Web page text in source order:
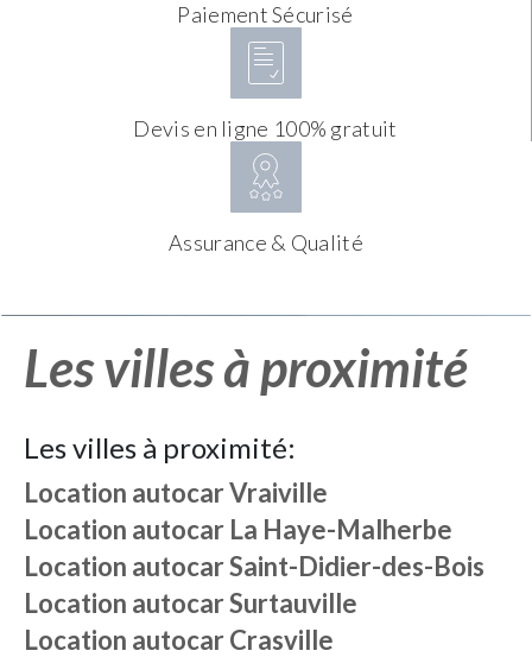
Paiement Sécurisé
Devis en ligne 100% gratuit
Assurance & Qualité
Les villes à proximité
Les villes à proximité:
Location autocarVraiville
Location autocar La Haye-Malherbe
Location autocarSaint-Didier-des-Bois
Location autocarSurtauville
Location autocarCrasville